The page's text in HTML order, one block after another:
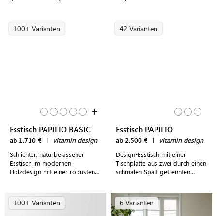
100+ Varianten
+
Esstisch PAPILIO BASIC
ab 1.710 € | vitamin design
Schlichter, naturbelassener
Esstisch im modernen
Holzdesign mit einer robusten
42 Varianten
Esstisch PAPILIO
ab 2.500 € | vitamin design
Design-Esstisch mit einer
Tischplatte aus zwei durch einen
schmalen Spalt getrennten
100+ Varianten 6 Varianten